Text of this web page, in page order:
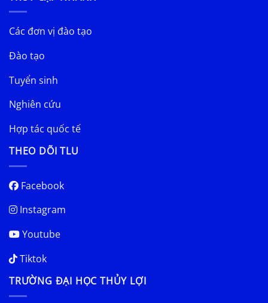
Các đơn vị đào tạo
Đào tạo
Tuyển sinh
Nghiên cứu
Hợp tác quốc tế
THEO DÕI TLU
Facebook
Instagram
Youtube
Tiktok
TRƯỜNG ĐẠI HỌC THỦY LỢI